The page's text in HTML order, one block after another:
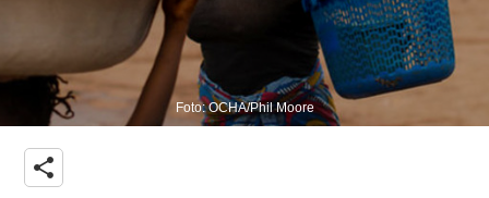
Foto: OCHA/Phil Moore
share